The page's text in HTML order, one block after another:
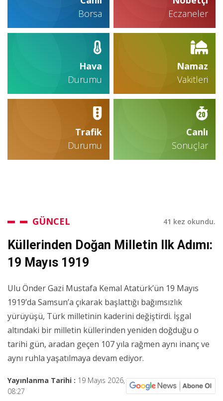
Borsa
Eczaneler
Hava
Durumu
Namaz
Vakitleri
Trafik
Durumu
Canlı
Sonuçlar
GÜNCEL 41 kez okundu.
Küllerinden Doğan Milletin Ilk Adımı:
19 Mayıs 1919
Ulu Önder Gazi Mustafa Kemal Atatürk’ün 19 Mayıs
1919’da Samsun’a çıkarak başlattığı bağımsızlık
yürüyüşü, Türk milletinin kaderini değiştirdi. İşgal
altındaki bir milletin küllerinden yeniden doğduğu o
tarihi gün, aradan geçen 107 yıla rağmen aynı inanç ve
aynı ruhla yaşatılmaya devam ediyor.
Yayınlanma Tarihi : 19 Mayıs 2026,
08:27